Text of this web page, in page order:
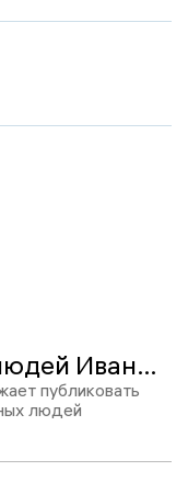
ТОП-100 влиятельных людей Ивановской области-2025: Евгения Морева, место № 76
публиковать
людей